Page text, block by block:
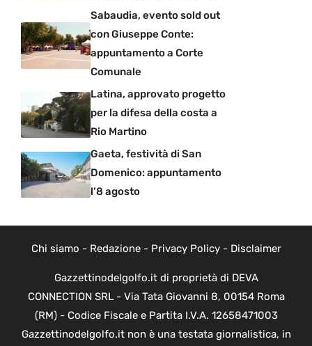
Sabaudia, evento sold out
con Giuseppe Conte:
appuntamento a Corte
Comunale
Latina, approvato progetto
per la difesa della costa a
Rio Martino
Gaeta, festività di San
Domenico: appuntamento
l’8 agosto
Chi siamo - Redazione- Privacy Policy- Disclaimer
Gazzettinodelgolfo.it di proprietà di DEVA
CONNECTION SRL - Via Tata Giovanni 8, 00154 Roma
(RM) - Codice Fiscale e Partita I.V.A. 12658471003
Gazzettinodelgolfo.it non è una testata giornalistica, in